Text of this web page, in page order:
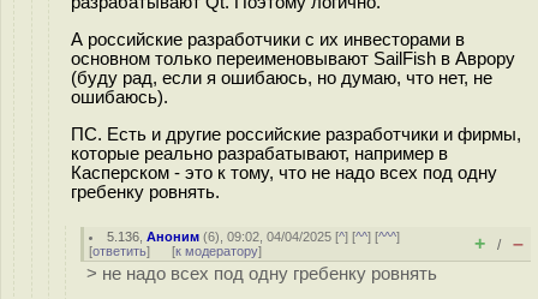
А российские разработчики с их инвесторами в
основном только переименовывают SailFish в Аврору
(буду рад, если я ошибаюсь, но думаю, что нет, не
ошибаюсь).
ПС. Есть и другие российские разработчики и фирмы,
которые реально разрабатывают, например в
Касперском - это к тому, что не надо всех под одну
гребенку ровнять.
5.136 ,Аноним (6), 09:02, 04/04/2025 [^] [^^] [^^^]
[ответить] [к модератору] + / –
> не надо всех под одну гребенку ровнять